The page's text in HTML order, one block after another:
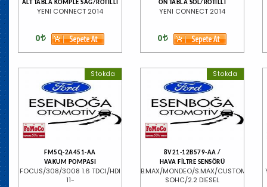
ALT TABLA KOMPLE SAĞ/ROTİLLİ
YENI CONNECT 2014
0
ÖN TABLA SOL/ROTILLI
YENI CONNECT 2014
0
Stokda
FM5Q-2A451-AA
VAKUM POMPASI
FOCUS/308/3008 1.6 TDCI/HDI
11-
Stokda
8V21-12B579-AA /
HAVA FİLTRE SENSÖRÜ
B.MAX/MONDEO/S.MAX/CUSTOM/1.5/
SOHC/2.2 DIESEL